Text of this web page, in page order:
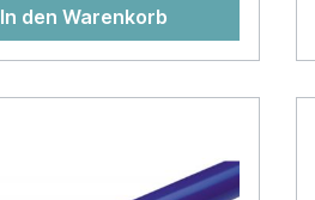
In den Warenkorb